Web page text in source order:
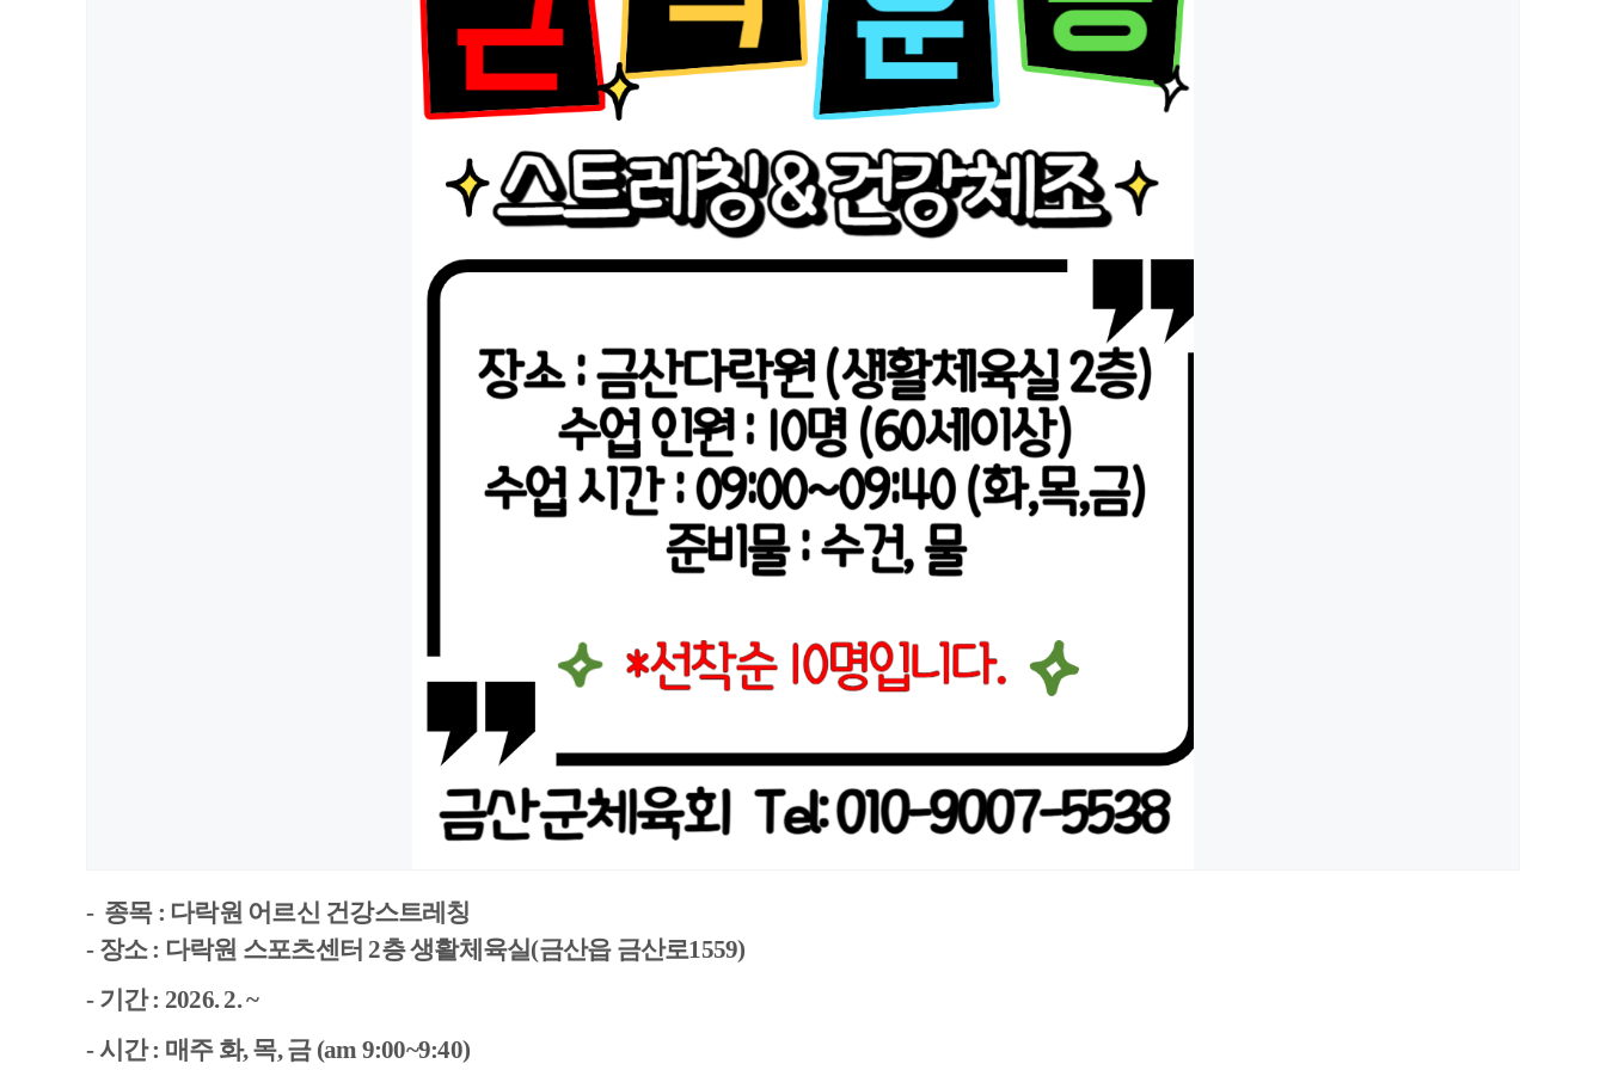
- 종목 : 다락원 어르신 건강스트레칭
- 장소 : 다락원 스포츠센터 2층 생활체육실(금산읍 금산로1559)
- 기간 : 2026. 2. ~
- 시간 : 매주 화, 목, 금(am 9:00~9:40)